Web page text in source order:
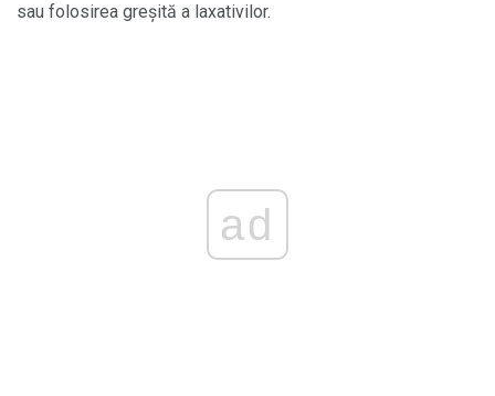
sau folosirea greșită a laxativilor.
ad